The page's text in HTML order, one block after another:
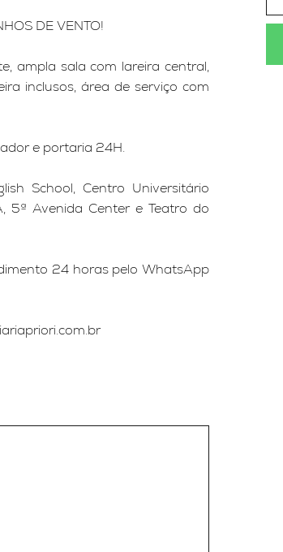
DE VENTO!
ampla sala com lareira central,
inclusos, área de serviço com
e portaria 24H.
School, Centro Universitário
5ª Avenida Center e Teatro do
24 horas pelo WhatsApp